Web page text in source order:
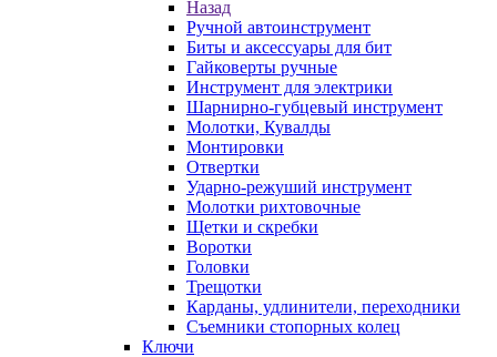
Назад
Ручной автоинструмент
Биты и аксессуары для бит
Гайковерты ручные
Инструмент для электрики
Шарнирно-губцевый инструмент
Молотки, Кувалды
Монтировки
Отвертки
Ударно-режуший инструмент
Молотки рихтовочные
Щетки и скребки
Воротки
Головки
Трещотки
Карданы, удлинители, переходники
Съемники стопорных колец
Ключи